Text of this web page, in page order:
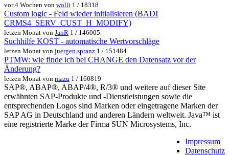
vor 4 Wochen von wolli 1 / 18318
Custom logic - Feld wieder initialisieren (BADI
CRMS4_SERV_CUST_H_MODIFY)
letzen Monat von JanR 1 / 146005
Suchhilfe KOST - automatische Wertvorschläge
letzen Monat von juergen.spranz 1 / 151484
PTMW: wie finde ich bei CHANGE den Datensatz vor der
Änderung?
letzen Monat von mazu 1 / 160819
SAP®, ABAP®, ABAP/4®, R/3® und weitere auf dieser Site
erwähnten SAP-Produkte und -Dienstleistungen sowie die
entsprechenden Logos sind Marken oder eingetragene Marken der
SAP AG in Deutschland und anderen Ländern weltweit. Java™ ist
eine registrierte Marke der Firma SUN Microsystems, Inc.
Impressum
Datenschutz